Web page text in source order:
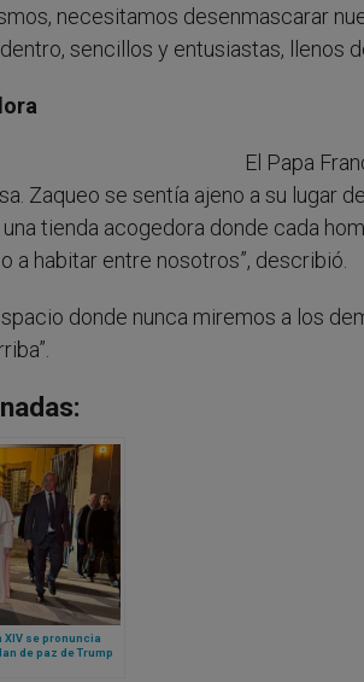
necesitamos desenmascarar
sencillos y entusiastas, llenos
El Papa
Zaqueo se sentía ajeno a su lugar
tienda acogedora donde cada
a habitar entre nosotros”, describió.
donde nunca miremos a los
XIV se pronuncia
de paz de Trump